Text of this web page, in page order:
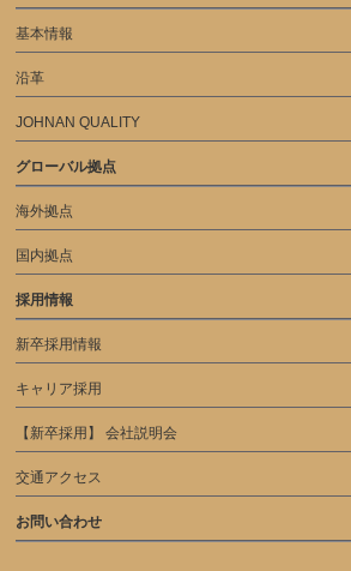
基本情報
沿革
JOHNAN QUALITY
グローバル拠点
海外拠点
国内拠点
採用情報
新卒採用情報
キャリア採用
【新卒採用】 会社説明会
交通アクセス
お問い合わせ